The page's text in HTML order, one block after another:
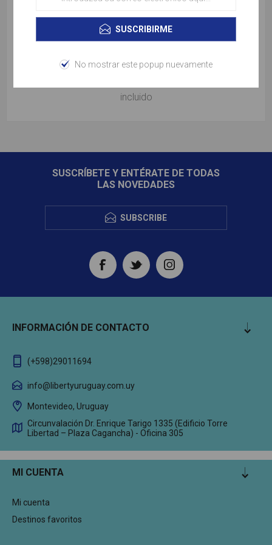
incluido
incluido
SUSCRÍBETE Y ENTÉRATE DE TODAS
LAS NOVEDADES
SUBSCRIBE
INFORMACIÓN DE CONTACTO
(+598)29011694
info@libertyuruguay.com.uy
Montevideo, Uruguay
Circunvalación Dr. Enrique Tarigo 1335 (Edificio Torre
Libertad – Plaza Cagancha) - Oficina 305
MI CUENTA
Mi cuenta
Destinos favoritos
SUSCRIBIRME
No mostrar este popup nuevamente